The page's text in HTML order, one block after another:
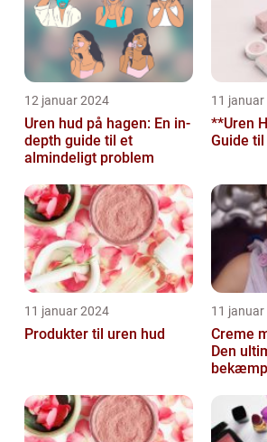
12 januar 2024
Uren hud på hagen: En in-
depth guide til et
almindeligt problem
11
**Uren
Guide
11 januar 2024
Produkter til uren hud
11
Creme
Den